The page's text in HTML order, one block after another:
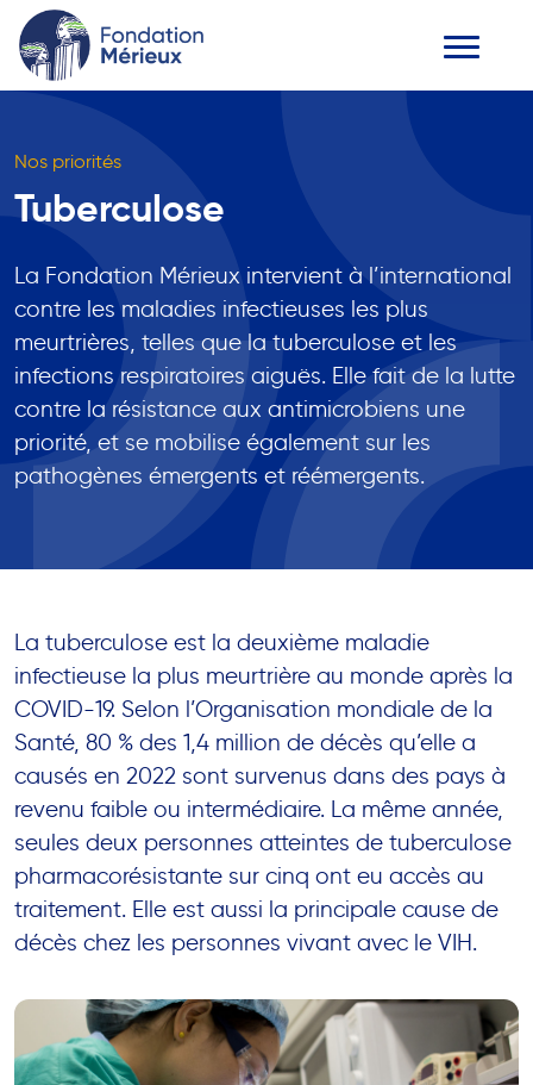
Nos priorités
Tuberculose
La Fondation Mérieux intervient à l’international
contre les maladies infectieuses les plus
meurtrières, telles que la tuberculose et les
infections respiratoires aiguës. Elle fait de la lutte
contre la résistance aux antimicrobiens une
priorité, et se mobilise également sur les
pathogènes émergents et réémergents.
La tuberculose est la deuxième maladie
infectieuse la plus meurtrière au monde après la
COVID-19. Selon l’Organisation mondiale de la
Santé, 80 % des 1,4 million de décès qu’elle a
causés en 2022 sont survenus dans des pays à
revenu faible ou intermédiaire. La même année,
seules deux personnes atteintes de tuberculose
pharmacorésistante sur cinq ont eu accès au
traitement. Elle est aussi la principale cause de
décès chez les personnes vivant avec le VIH.